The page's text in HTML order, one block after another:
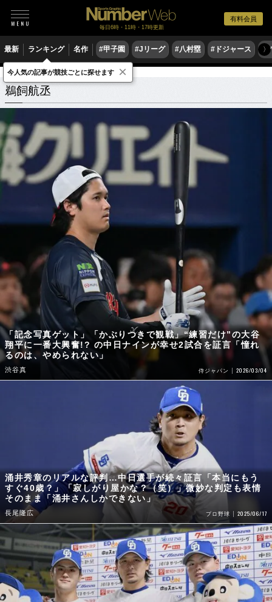
有料会員
毎日6時・11時・17時更新
最新 ランキング 名作 #甲子園 #Jリーグ #八村塁 #ドジャース #
〉
鵜飼航丞 関連記事
鵜飼航丞
「記念写真ゲット」「かぶりつきで観戦」“練習だけ”の大谷
翔平に一番大興奮!? の中日ナインが幸せ2試合を証言「憧れ
るのは、やめられない」
渋谷真 侍ジャパン 2026/03/04
涌井秀章のリアルな評判…中日選手が続々証言「本当にもう
すぐ40歳？」「寂しがり屋かな？（笑）」微妙な判定も表情
そのまま「涌井さんしかできない」
長尾隆広 プロ野球 2025/06/17
今人気の記事が競技ごとに探せます ×